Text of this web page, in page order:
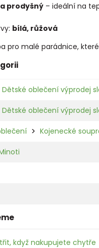
prodyšný– ideální na
bílá, růžová
pro malé parádnice,
Dětské oblečení výprodej
Dětské oblečení výprodej
Kojenecké
když nakupujete chytře